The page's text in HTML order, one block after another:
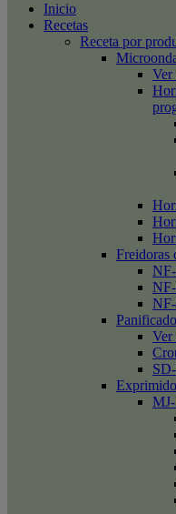
Inicio
Recetas
Receta por
Ver
Freidoras
Ver